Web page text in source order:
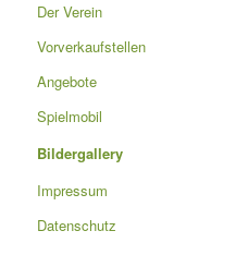
Der Verein
Vorverkaufstellen
Angebote
Spielmobil
Bildergallery
Impressum
Datenschutz